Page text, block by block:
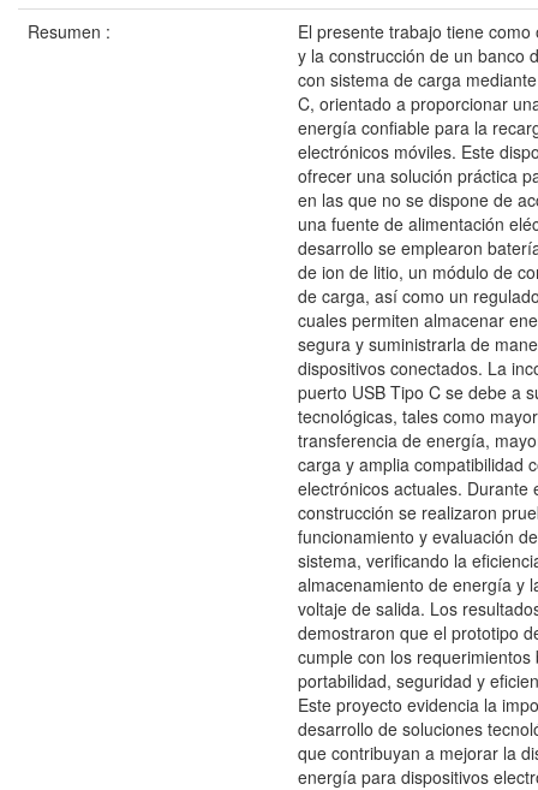
Resumen :
El presente trabajo tiene como
y la construcción de un banco
con sistema de carga
C, orientado a proporcionar
energía confiable para la
electrónicos móviles. Este
ofrecer una solución práctica
en las que no se dispone de
una fuente de alimentación
desarrollo se emplearon
de ion de litio, un módulo de
de carga, así como un
cuales permiten almacenar
segura y suministrarla de
dispositivos conectados. La
puerto USB Tipo C se debe a
tecnológicas, tales como
transferencia de energía,
carga y amplia compatibilidad
electrónicos actuales. Durante
construcción se realizaron
funcionamiento y evaluación
sistema, verificando la
almacenamiento de energía y
voltaje de salida. Los
demostraron que el prototipo
cumple con los requerimientos
portabilidad, seguridad y
Este proyecto evidencia la
desarrollo de soluciones
que contribuyan a mejorar la
energía para dispositivos